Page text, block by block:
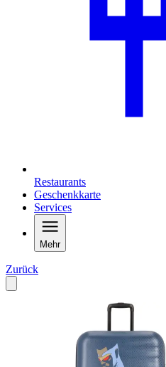
Restaurants
Geschenkkarte
Services
Mehr
Zurück